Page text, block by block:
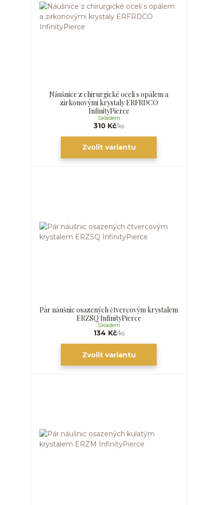
Náušnice z chirurgické oceli s opálem a
zirkonovými krystaly ERFRDCO
InfinityPierce
310 Kč/ks
Skladem
Zvolit variantu
Pár náušnic osazených čtvercovým krystalem
ERZSQ InfinityPierce
134 Kč/ks
Skladem
Zvolit variantu